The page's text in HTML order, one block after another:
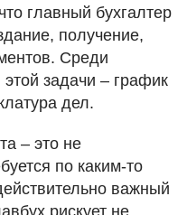
главный бухгалтер
получение,
Среди
задачи – график
дел.
– это не
по каким-то
важный
рискует не